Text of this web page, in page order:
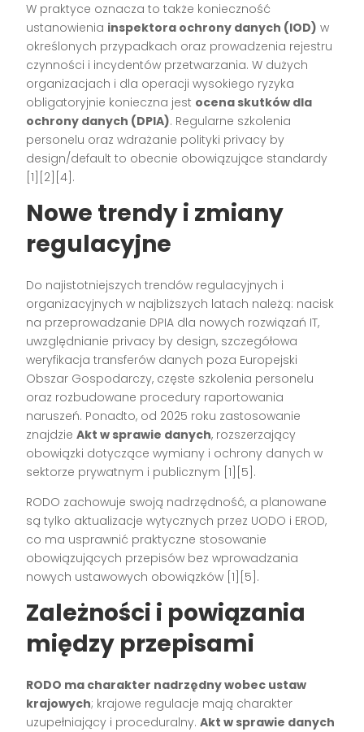
W praktyce oznacza to także konieczność
ustanowienia inspektora ochrony danych (IOD) w
określonych przypadkach oraz prowadzenia rejestru
czynności i incydentów przetwarzania. W dużych
organizacjach i dla operacji wysokiego ryzyka
obligatoryjnie konieczna jest ocena skutków dla
ochrony danych (DPIA). Regularne szkolenia
personelu oraz wdrażanie polityki privacy by
design/default to obecnie obowiązujące standardy
[1][2][4].
Nowe trendy i zmiany
regulacyjne
Do najistotniejszych trendów regulacyjnych i
organizacyjnych w najbliższych latach należą: nacisk
na przeprowadzanie DPIA dla nowych rozwiązań IT,
uwzględnianie privacy by design, szczegółowa
weryfikacja transferów danych poza Europejski
Obszar Gospodarczy, częste szkolenia personelu
oraz rozbudowane procedury raportowania
naruszeń. Ponadto, od 2025 roku zastosowanie
znajdzieAkt w sprawie danych, rozszerzający
obowiązki dotyczące wymiany i ochrony danych w
sektorze prywatnym i publicznym [1][5].
RODO zachowuje swoją nadrzędność, a planowane
są tylko aktualizacje wytycznych przez UODO i EROD,
co ma usprawnić praktyczne stosowanie
obowiązujących przepisów bez wprowadzania
nowych ustawowych obowiązków [1][5].
Zależności i powiązania
między przepisami
RODO ma charakter nadrzędny wobec ustaw
krajowych; krajowe regulacje mają charakter
uzupełniający i proceduralny.Akt w sprawie danych